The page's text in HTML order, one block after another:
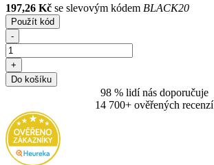
197,26 Kč se slevovým kódem BLACK20
Použít kód
-
+
Do košíku
98 % lidí nás doporučuje
14 700+ ověřených recenzí